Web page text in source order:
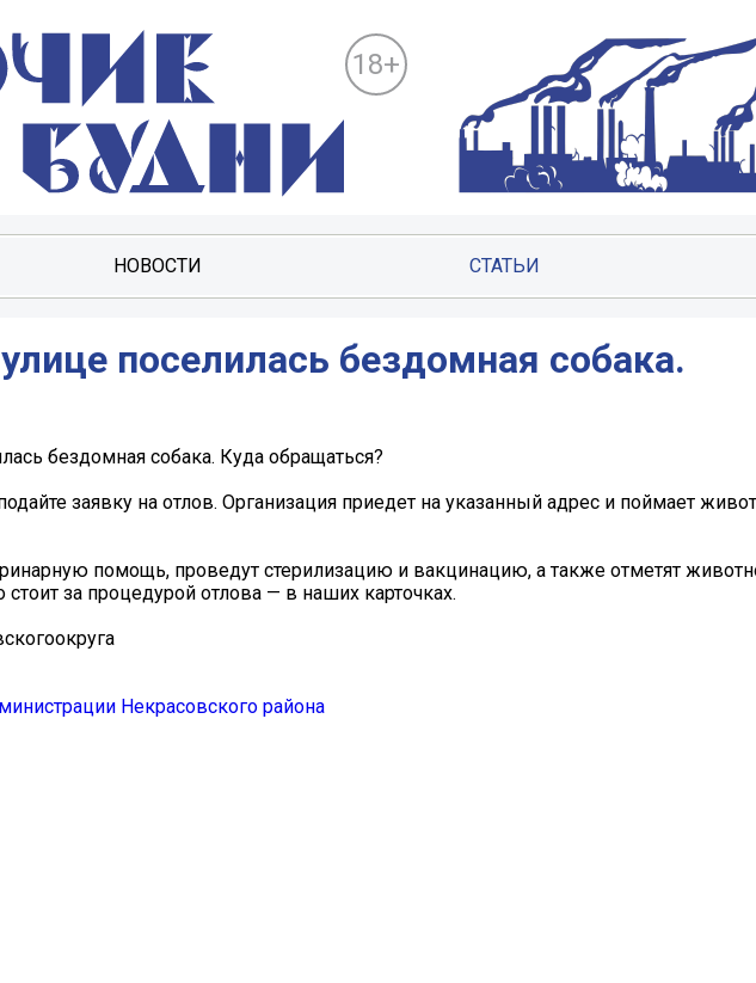
18+
НОВОСТИ СТАТЬИ
поселилась бездомная собака.
бездомная собака. Куда обращаться?
заявку на отлов. Организация приедет на указанный адрес и поймает
помощь, проведут стерилизацию и вакцинацию, а также отметят
стоит за процедурой отлова — в наших карточках.
Некрасовского района